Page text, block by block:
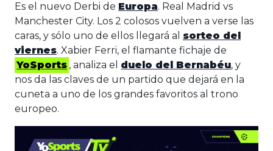
Es el nuevo Derbi de Europa. Real Madrid vs
Manchester City. Los 2 colosos vuelven a verse las
caras, y sólo uno de ellos llegará al sorteo del
viernes. Xabier Ferri, el flamante fichaje de
YoSports , analiza el duelo del Bernabéu, y
nos da las claves de un partido que dejará en la
cuneta a uno de los grandes favoritos al trono
europeo.